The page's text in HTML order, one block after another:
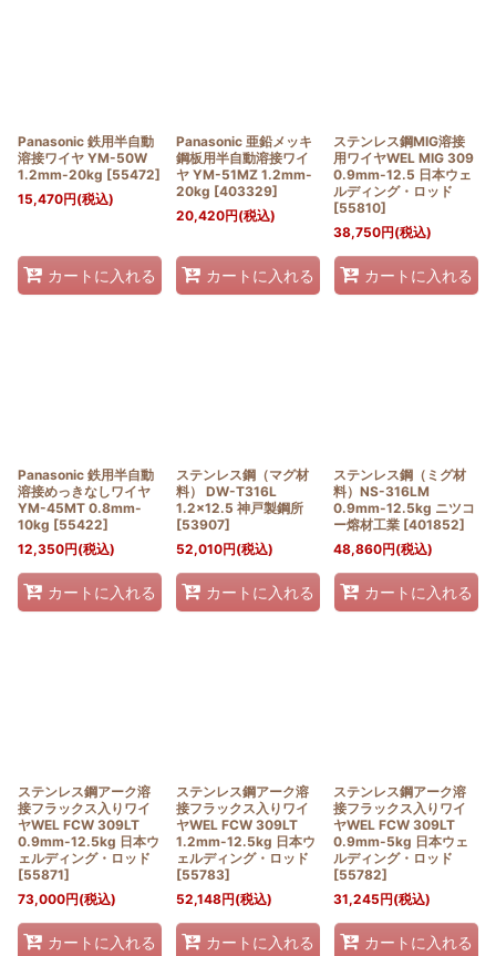
Panasonic 鉄用半自動
溶接ワイヤ YM-50W
1.2mm-20kg [55472]
15,470円(税込)
カートに入れる
Panasonic 亜鉛メッキ
鋼板用半自動溶接ワイ
ヤ YM-51MZ 1.2mm-
20kg [403329]
20,420円(税込)
カートに入れる
ステンレス鋼MIG溶接
用ワイヤWEL MIG 309
0.9mm-12.5 日本ウェ
ルディング・ロッド
[55810]
38,750円(税込)
カートに入れる
Panasonic 鉄用半自動
溶接めっきなしワイヤ
YM-45MT 0.8mm-
10kg [55422]
12,350円(税込)
カートに入れる
ステンレス鋼（マグ材
料） DW-T316L
1.2×12.5 神戸製鋼所
[53907]
52,010円(税込)
カートに入れる
ステンレス鋼（ミグ材
料）NS-316LM
0.9mm-12.5kg ニツコ
ー熔材工業 [401852]
48,860円(税込)
カートに入れる
ステンレス鋼アーク溶
接フラックス入りワイ
ヤWEL FCW 309LT
0.9mm-12.5kg 日本ウ
ェルディング・ロッド
[55871]
73,000円(税込)
カートに入れる
ステンレス鋼アーク溶
接フラックス入りワイ
ヤWEL FCW 309LT
1.2mm-12.5kg 日本ウ
ェルディング・ロッド
[55783]
52,148円(税込)
カートに入れる
ステンレス鋼アーク溶
接フラックス入りワイ
ヤWEL FCW 309LT
0.9mm-5kg 日本ウェ
ルディング・ロッド
[55782]
31,245円(税込)
カートに入れる